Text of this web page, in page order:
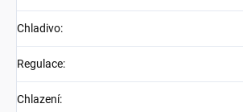
Chladivo:
Regulace:
Chlazení: